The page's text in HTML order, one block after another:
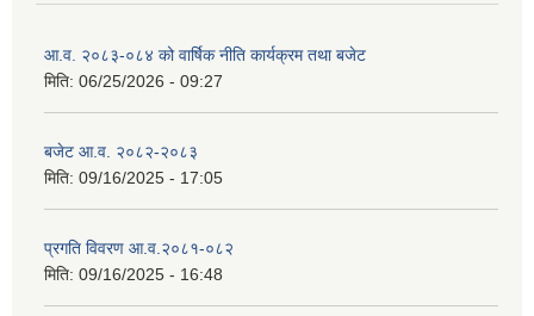
आ.व. २०८३-०८४ को वार्षिक नीति कार्यक्रम तथा बजेट
मिति: 06/25/2026 - 09:27
बजेट आ.व. २०८२-२०८३
मिति: 09/16/2025 - 17:05
प्रगति विवरण आ.व.२०८१-०८२
मिति: 09/16/2025 - 16:48